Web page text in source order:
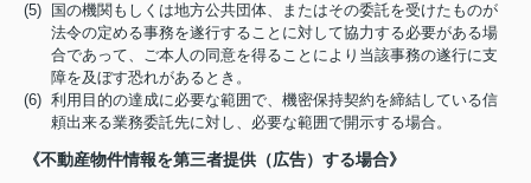
(5) 国の機関もしくは地方公共団体、またはその委託を受けたものが
法令の定める事務を遂行することに対して協力する必要がある場
合であって、ご本人の同意を得ることにより当該事務の遂行に支
障を及ぼす恐れがあるとき。
(6) 利用目的の達成に必要な範囲で、機密保持契約を締結している信
頼出来る業務委託先に対し、必要な範囲で開示する場合。
《不動産物件情報を第三者提供（広告）する場合》